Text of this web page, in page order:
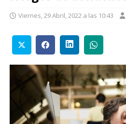
Viernes, 29 Abril, 2022 a las 10:43